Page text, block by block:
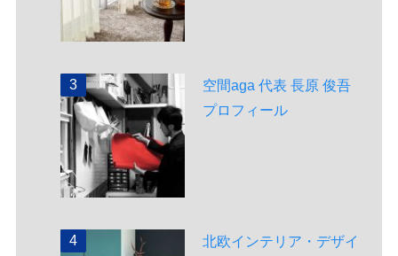
空間aga 代表 長原 俊吾
プロフィール
北欧インテリア・デザイ